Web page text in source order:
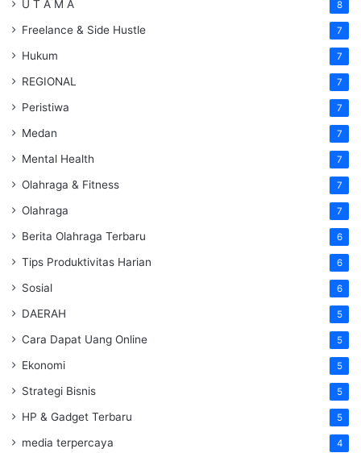
U T A M A 8
Freelance & Side Hustle 7
Hukum 7
REGIONAL 7
Peristiwa 7
Medan 7
Mental Health 7
Olahraga & Fitness 7
Olahraga 7
Berita Olahraga Terbaru 6
Tips Produktivitas Harian 6
Sosial 6
DAERAH 5
Cara Dapat Uang Online 5
Ekonomi 5
Strategi Bisnis 5
HP & Gadget Terbaru 5
media terpercaya 4